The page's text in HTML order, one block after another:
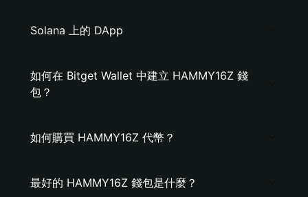
Solana 上的 DApp
如何在 Bitget Wallet 中建立 HAMMY16Z 錢
包？
如何購買 HAMMY16Z 代幣？
最好的 HAMMY16Z 錢包是什麼？